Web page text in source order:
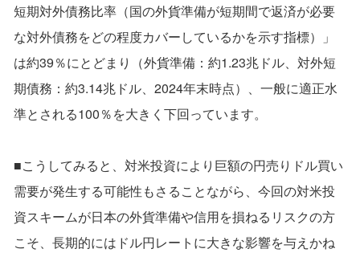
短期対外債務比率（国の外貨準備が短期間で返済が必要
な対外債務をどの程度カバーしているかを示す指標）」
は約39％にとどまり（外貨準備：約1.23兆ドル、対外短
期債務：約3.14兆ドル、2024年末時点）、一般に適正水
準とされる100％を大きく下回っています。
■こうしてみると、対米投資により巨額の円売りドル買い
需要が発生する可能性もさることながら、今回の対米投
資スキームが日本の外貨準備や信用を損ねるリスクの方
こそ、長期的にはドル円レートに大きな影響を与えかね